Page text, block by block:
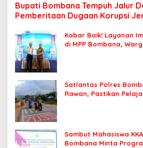
Bupati Bombana Tempuh Jalur
Pemberitaan Dugaan Korupsi
Kabar Baik! Layanan
di MPP Bombana,
Satlantas Polres
Rawan, Pastikan
Sambut Mahasiswa
Bombana Minta